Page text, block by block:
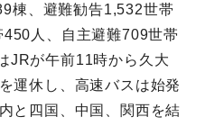
棟、避難勧告1,532世帯
人、自主避難709世帯
JRが午前11時から久大
運休し、高速バスは始発
と四国、中国、関西を結